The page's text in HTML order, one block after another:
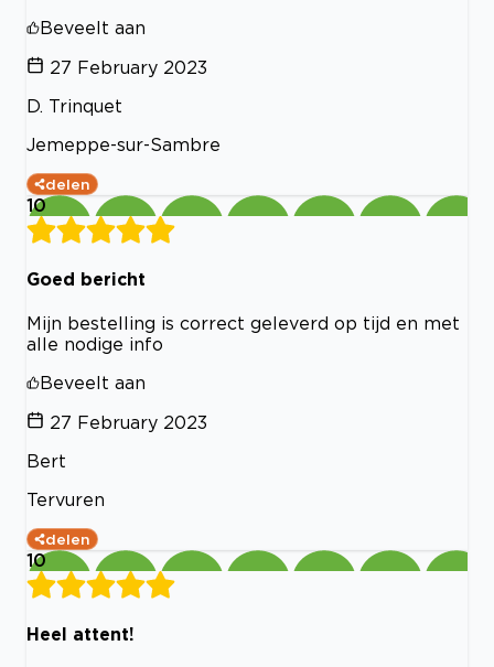
Beveelt aan
27 February 2023
D. Trinquet
Jemeppe-sur-Sambre
delen
10
Goed bericht
Mijn bestelling is correct geleverd op tijd en met
alle nodige info
Beveelt aan
27 February 2023
Bert
Tervuren
delen
10
Heel attent!